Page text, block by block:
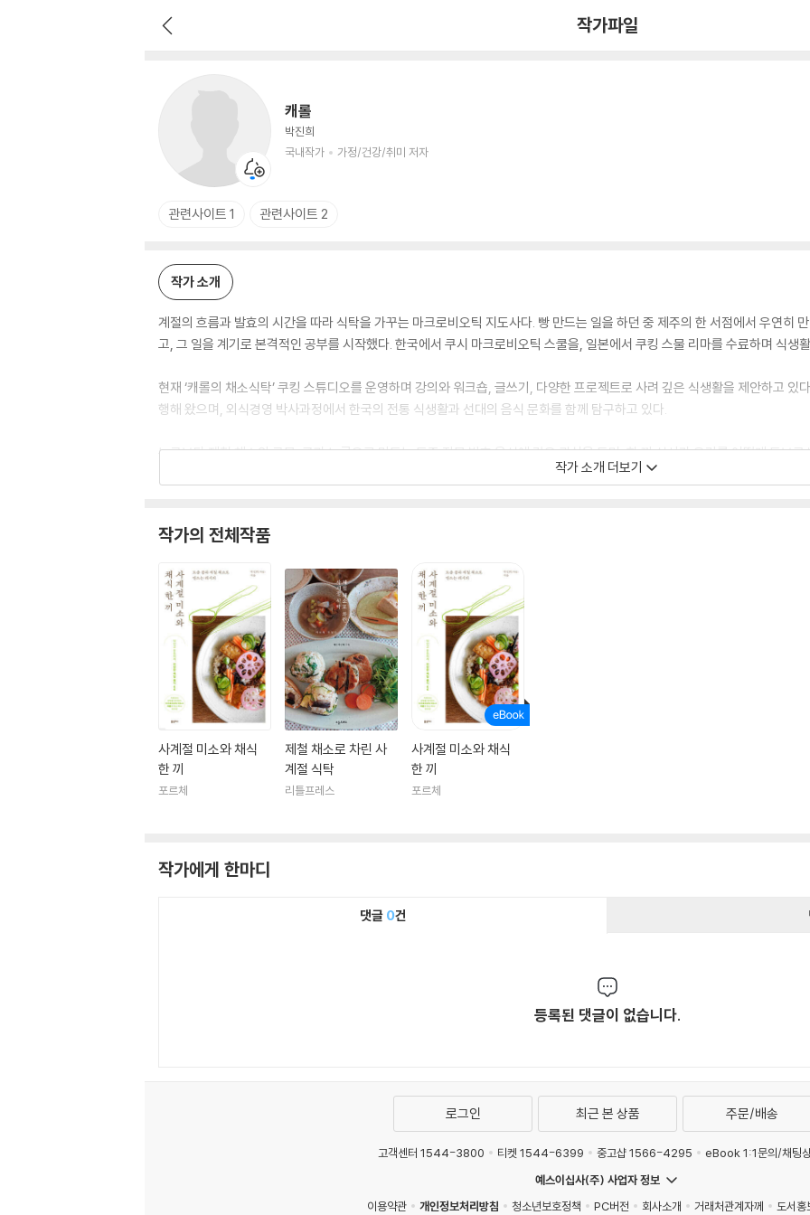
작가파일
캐롤
박진희
국내작가
가정/건강/취미 저자
관련사이트 1 관련사이트 2
작가 소개
계절의 흐름과 발효의 시간을 따라 식탁을 가꾸는 마크로비오틱 지도사다. 빵 만드는 일을 하던 중 제주의 한 서점에서 우연히
고, 그 일을 계기로 본격적인 공부를 시작했다. 한국에서 쿠시 마크로비오틱 스쿨을, 일본에서 쿠킹 스물 리마를 수료하며 식생
현재 ‘캐롤의 채소식탁’ 쿠킹 스튜디오를 운영하며 강의와 워크숍, 글쓰기, 다양한 프로젝트로 사려 깊은 식생활을 제안하고 있
행해 왔으며, 외식경영 박사과정에서 한국의 전통 식생활과 선대의 음식 문화를 함께 탐구하고 있다.
누구보다 제철 채소와 곡물, 콩과 누룩으로 만드는 토종 작물 발효 음식에 깊은 관심을 두며, 한 끼 식사가 우리를 어떻게 돌보
유튜브 : youtube.com/@macro_carol
작가 소개 더보기
작가의 전체작품
사계절 미소와 채식
한 끼
포르체
제철 채소로 차린 사
계절 식탁
리틀프레스
사계절 미소와 채식
한 끼
포르체
작가에게 한마디
댓글 0건
등록된 댓글이 없습니다.
로그인 최근 본 상품 주문/배송
고객센터 1544-3800 티켓 1544-6399 중고샵 1566-4295
eBook 1:1문의/채팅
예스이십사(주) 사업자 정보
이용약관
개인정보처리방침 청소년보호정책 PC버전 회사소개 거래처관계자께 도서홍